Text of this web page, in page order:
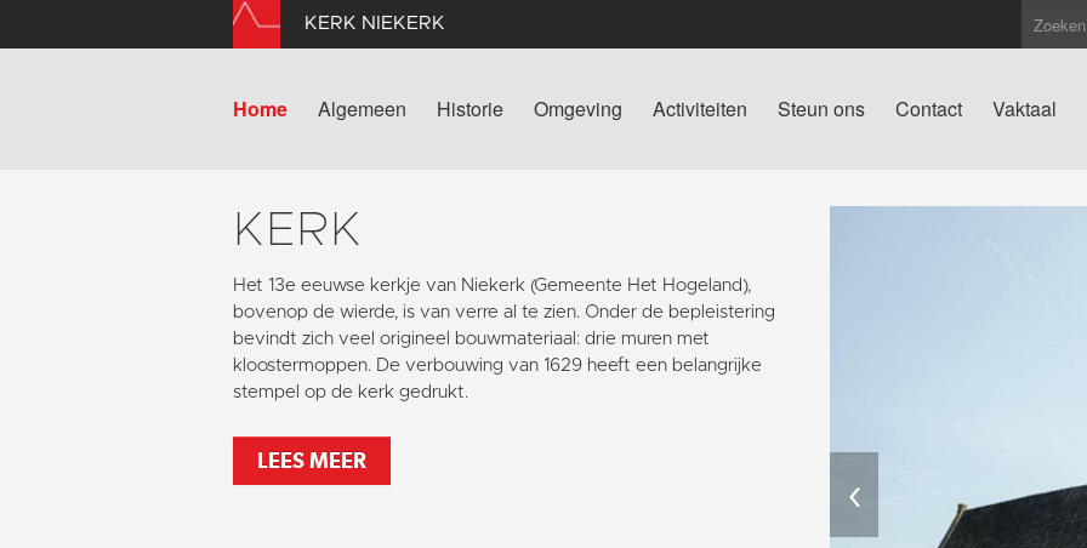
KERK NIEKERK
Home Algemeen Historie Omgeving Activiteiten Steun ons Contact Vaktaal
KERK
Het 13e eeuwse kerkje van Niekerk (Gemeente Het Hogeland),
bovenop de wierde, is van verre al te zien. Onder de bepleistering
bevindt zich veel origineel bouwmateriaal: drie muren met
kloostermoppen. De verbouwing van 1629 heeft een belangrijke
stempel op de kerk gedrukt.
LEES MEER
‹